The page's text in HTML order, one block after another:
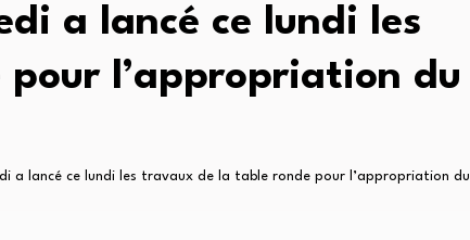
a lancé ce lundi les
l’appropriation du
a lancé ce lundi les travaux de la table ronde pour l’appropriation du